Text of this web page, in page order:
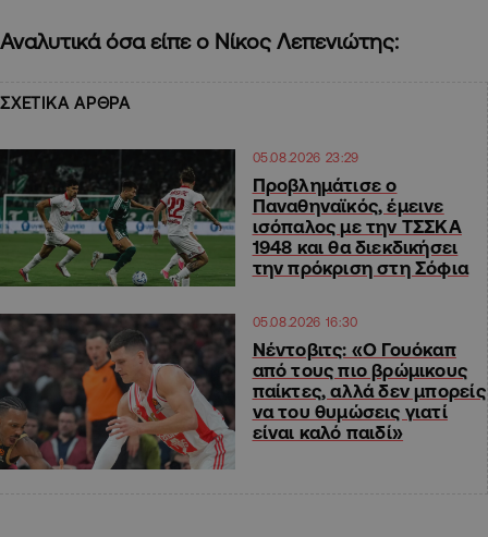
Αναλυτικά όσα είπε ο Νίκος Λεπενιώτης:
ΣΧΕΤΙΚΑ ΑΡΘΡΑ
05.08.2026 23:29
Προβλημάτισε ο
Παναθηναϊκός, έμεινε
ισόπαλος με την ΤΣΣΚΑ
1948 και θα διεκδικήσει
την πρόκριση στη Σόφια
05.08.2026 16:30
Νέντοβιτς: «Ο Γουόκαπ
από τους πιο βρώμικους
παίκτες, αλλά δεν μπορείς
να του θυμώσεις γιατί
είναι καλό παιδί»